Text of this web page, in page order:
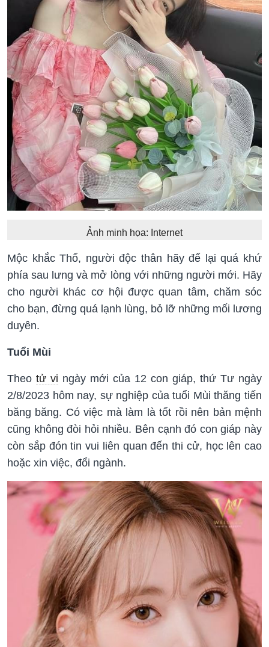
Ảnh minh họa: Internet
Mộc khắc Thổ, người độc thân hãy để lại quá khứ
phía sau lưng và mở lòng với những người mới. Hãy
cho người khác cơ hội được quan tâm, chăm sóc
cho bạn, đừng quá lạnh lùng, bỏ lỡ những mối lương
duyên.
Tuổi Mùi
Theo tử vi ngày mới của 12 con giáp, thứ Tư ngày
2/8/2023 hôm nay, sự nghiệp của tuổi Mùi thăng tiến
băng băng. Có việc mà làm là tốt rồi nên bản mệnh
cũng không đòi hỏi nhiều. Bên cạnh đó con giáp này
còn sắp đón tin vui liên quan đến thi cử, học lên cao
hoặc xin việc, đổi ngành.